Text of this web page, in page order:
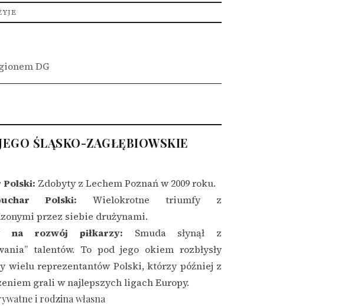
DG
ŚLĄSKO-ZAGŁĘBIOWSKIE
Polski: Zdobyty z Lechem Poznań w 2009 roku.
Polski: Wielokrotne triumfy z
przez siebie drużynami.
na rozwój piłkarzy: Smuda słynął z
talentów. To pod jego okiem rozbłysły
wielu reprezentantów Polski, którzy później z
grali w najlepszych ligach Europy.
i rodzina własna